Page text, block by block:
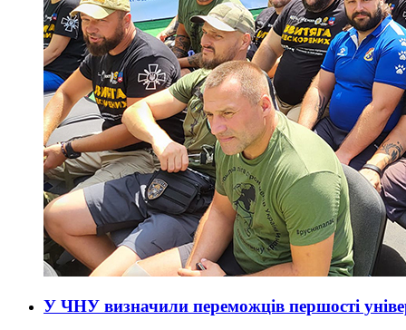
У ЧНУ визначили переможців першості